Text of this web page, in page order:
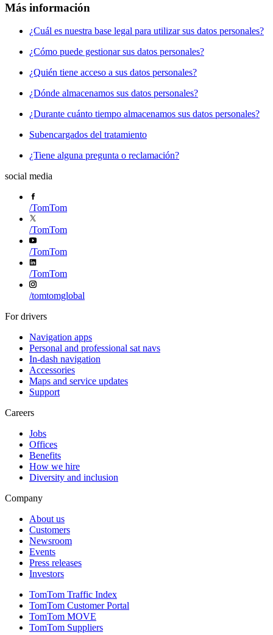
Más información
¿Cuál es nuestra base legal para utilizar sus datos personales?
¿Cómo puede gestionar sus datos personales?
¿Quién tiene acceso a sus datos personales?
¿Dónde almacenamos sus datos personales?
¿Durante cuánto tiempo almacenamos sus datos personales?
Subencargados del tratamiento
¿Tiene alguna pregunta o reclamación?
social media
/TomTom
/TomTom
/TomTom
/TomTom
/tomtomglobal
For drivers
Navigation apps
Personal and professional sat navs
In-dash navigation
Accessories
Maps and service updates
Support
Careers
Jobs
Offices
Benefits
How we hire
Diversity and inclusion
Company
About us
Customers
Newsroom
Events
Press releases
Investors
TomTom Traffic Index
TomTom Customer Portal
TomTom MOVE
TomTom Suppliers